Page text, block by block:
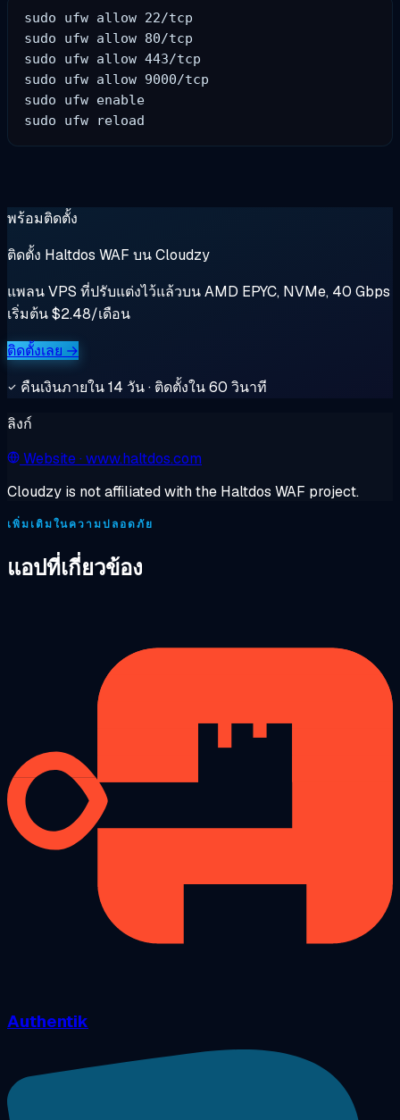
sudo ufw allow 22/tcp
sudo ufw allow 80/tcp
sudo ufw allow 443/tcp
sudo ufw allow 9000/tcp
sudo ufw enable
พร้อมติดตั้ง
ติดตั้ง Haltdos WAF บน Cloudzy
แพลน VPS ที่ปรับแต่งไว้แล้วบน AMD EPYC, NVMe, 40 Gbps
เริ่มต้น $2.48/เดือน
ติดตั้งเลย →
คืนเงินภายใน 14 วัน · ติดตั้งใน 60 วินาที
ลิงก์
Website· www.haltdos.com
Cloudzy is not affiliated with the Haltdos WAF project.
เพิ่มเติมในความปลอดภัย
แอปที่เกี่ยวข้อง
Authentik